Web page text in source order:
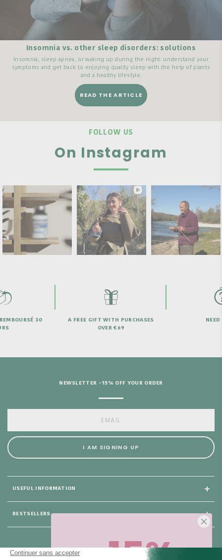
Insomnia vs. other sleep disorders: solutions
Insomnia, sleep apnea, or waking up during the night: understand your
symptoms and get back to enjoying quality sleep with the help of plants
and a healthy lifestyle.
READ THE ARTICLE
FOLLOW US
On Instagram
30
A FREE GIFT WITH PURCHASES
OVER €69
NEED
USEFUL INFORMATION
BESTSELLERS
NEWSLETTER -15% OFF YOUR ORDER
I AM SIGNING UP